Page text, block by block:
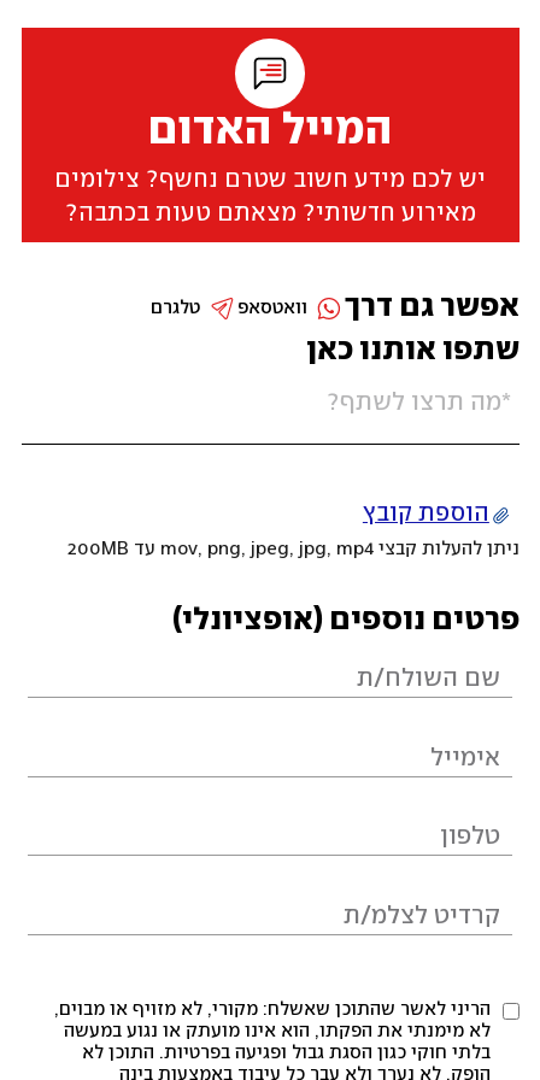
המייל האדום
יש לכם מידע חשוב שטרם נחשף? צילומים
מאירוע חדשותי? מצאתם טעות בכתבה?
שתפו אותנו כאן
הוספת קובץ
ניתן להעלות קבצי mov, png, jpeg, jpg, mp4 עד 200MB
פרטים נוספים (אופציונלי)
הריני לאשר שהתוכן שאשלח: מקורי, לא מזויף או מבוים,
לא מימנתי את הפקתו, הוא אינו מועתק או נגוע במעשה
בלתי חוקי כגון הסגת גבול ופגיעה בפרטיות. התוכן לא
הופק, לא נערך ולא עבר כל עיבוד באמצעות בינה
אפשר גם דרך טלגרם וואטסאפ